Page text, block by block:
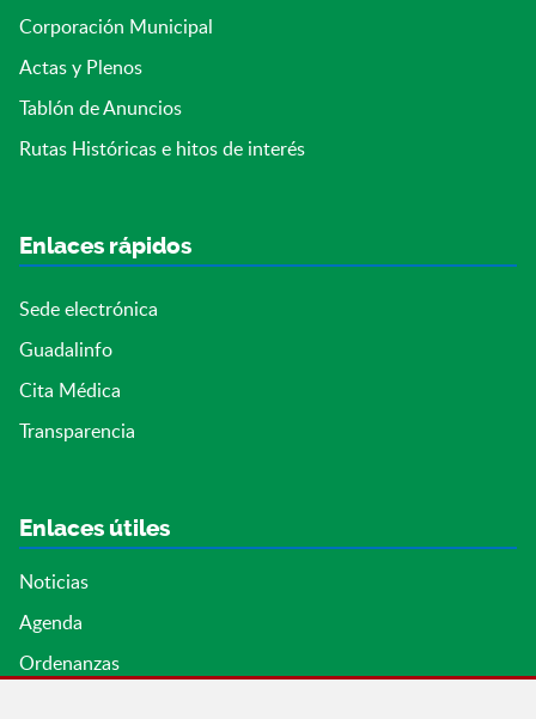
Corporación Municipal
Actas y Plenos
Tablón de Anuncios
Rutas Históricas e hitos de interés
Enlaces rápidos
Sede electrónica
Guadalinfo
Cita Médica
Transparencia
Enlaces útiles
Noticias
Agenda
Ordenanzas